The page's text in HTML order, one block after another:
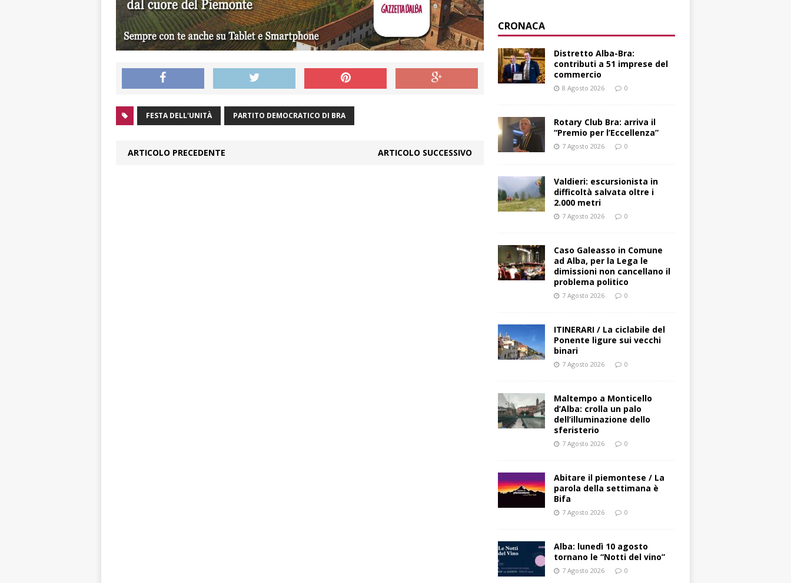
FESTA DELL'UNITÀ PARTITO DEMOCRATICO DI BRA
ARTICOLO PRECEDENTE ARTICOLO SUCCESSIVO
CRONACA
Distretto Alba-Bra:
contributi a 51 imprese del
commercio
8 Agosto 2026 0
Rotary Club Bra: arriva il
“Premio per l’Eccellenza”
7 Agosto 2026 0
Valdieri: escursionista in
difficoltà salvata oltre i
2.000 metri
7 Agosto 2026 0
Caso Galeasso in Comune
ad Alba, per la Lega le
dimissioni non cancellano il
problema politico
7 Agosto 2026 0
ITINERARI / La ciclabile del
Ponente ligure sui vecchi
binari
7 Agosto 2026 0
Maltempo a Monticello
d’Alba: crolla un palo
dell’illuminazione dello
sferisterio
7 Agosto 2026 0
Abitare il piemontese / La
parola della settimana è
Bifa
7 Agosto 2026 0
Alba: lunedì 10 agosto
tornano le “Notti del vino”
7 Agosto 2026 0